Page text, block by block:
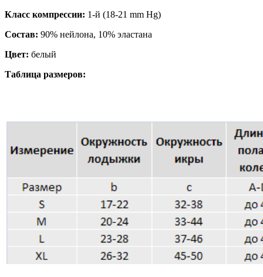
Класс компрессии: 1-й (18-21 mm Hg)
Состав: 90% нейлона, 10% эластана
Цвет: белый
Таблица размеров: